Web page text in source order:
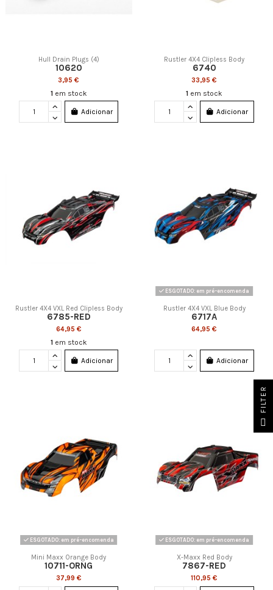
Hull Drain Plugs (4)
10620
3,95 €
1 em stock
Adicionar
Rustler 4X4 Clipless Body
6740
33,95 €
1 em stock
Adicionar
Rustler 4X4 VXL Red Clipless Body
6785-RED
64,95 €
1 em stock
Adicionar
ESGOTADO: em pré-encomenda
Rustler 4X4 VXL Blue Body
6717A
64,95 €
Adicionar
ESGOTADO: em pré-encomenda
Mini Maxx Orange Body
10711-ORNG
37,99 €
ESGOTADO: em pré-encomenda
X-Maxx Red Body
7867-RED
110,95 €
FILTER